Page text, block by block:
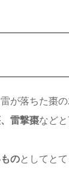
が落ちた棗の
雷撃棗など
のとしてと